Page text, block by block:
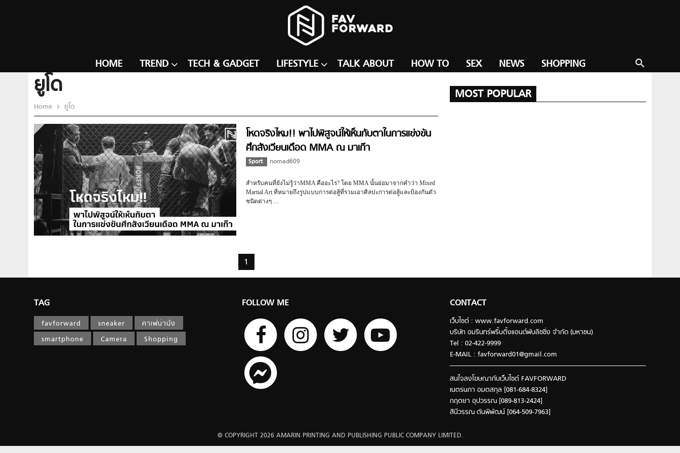
search
HOME TREND TECH & GADGET LIFESTYLE TALK ABOUT HOW TO SEX NEWS SHOPPING
ยูโด
Home ยูโด
โหดจริงไหม!! พาไปพิสูจน์ให้เห็นกับตาในการแข่งขัน
ศึกสังเวียนเดือด MMA ณ มาเก๊า
Sport nomad609
สำหรับคนที่ยังไม่รู้ว่าMMA คืออะไร? โดย MMA นั้นย่อมาจากคำว่า Mixed
Martial Art ที่หมายถึงรูปแบบการต่อสู้ที่รวมเอาศิลปะการต่อสู้และป้องกันตัว
ชนิดต่างๆ …
1
MOST POPULAR
TAG
favforward sneaker
คาเฟ่น่านั่ง
smartphone
Camera Shopping
FOLLOW ME CONTACT
เว็บไซต์ : www.favforward.com
บริษัท อมรินทร์พริ้นติ้งแอนด์พับลิชชิ่ง จำกัด (มหาชน)
Tel : 02-422-9999
E-MAIL : favforward01@gmail.com
สนใจลงโฆษณากับเว็บไซต์ FAVFORWARD
เนตรนภา อมตสกุล [081-684-8324]
กฤตยา อุปวรรณ [089-813-2424]
สินีวรรณ ตันพิพัฒน์ [064-509-7963]
© COPYRIGHT 2026 AMARIN PRINTING AND PUBLISHING PUBLIC COMPANY LIMITED.